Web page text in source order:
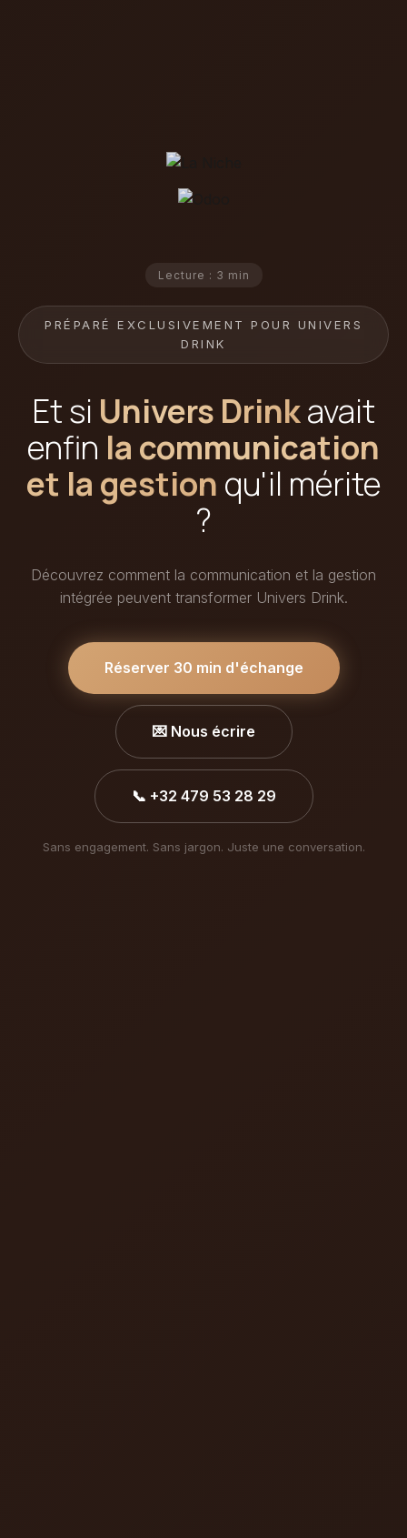
Lecture : 3 min
PRÉPARÉ EXCLUSIVEMENT POUR UNIVERS
DRINK
Et si Univers Drinkavait
enfin la communication
et la gestion qu'il mérite
?
Découvrez comment la communication et la gestion
intégrée peuvent transformer Univers Drink.
Réserver 30 min d'échange
💌 Nous écrire
📞 +32 479 53 28 29
Sans engagement. Sans jargon. Juste une conversation.